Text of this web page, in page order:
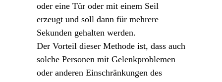
oder eine Tür oder mit einem Seil
erzeugt und soll dann für mehrere
Sekunden gehalten werden.
Der Vorteil dieser Methode ist, dass auch
solche Personen mit Gelenkproblemen
oder anderen Einschränkungen des